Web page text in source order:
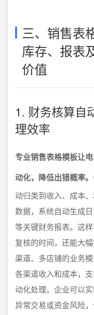
三、销售表
库存、报表
价值
1. 财务核算自
理效率
专业销售表格模板让
动化，降低出错概率。
动归类到收入、成本
数据，系统自动生成
等关键财务报表。这
复核的时间，还能大
渠道、多店铺的业务
各渠道收入和成本，
动化处理。企业可以
异常交易或资金风险